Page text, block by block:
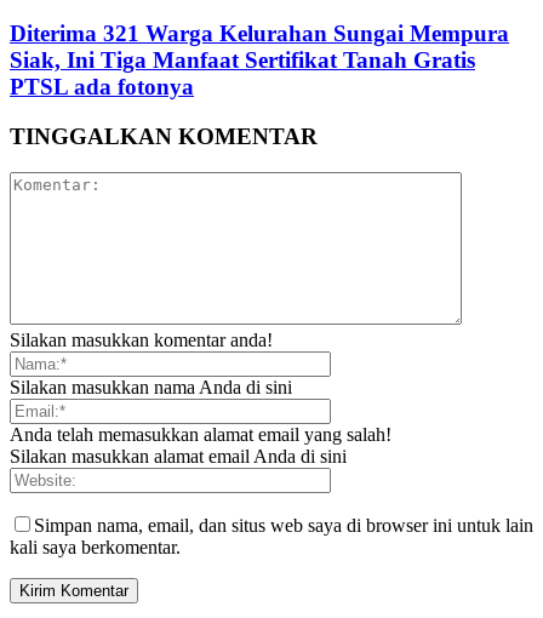
Diterima 321 Warga Kelurahan Sungai Mempura
Siak, Ini Tiga Manfaat Sertifikat Tanah Gratis
PTSL ada fotonya
TINGGALKAN KOMENTAR
Silakan masukkan komentar anda!
Silakan masukkan nama Anda di sini
Anda telah memasukkan alamat email yang salah!
Silakan masukkan alamat email Anda di sini
Simpan nama, email, dan situs web saya di browser ini untuk lain
kali saya berkomentar.